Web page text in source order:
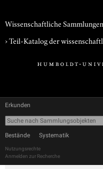
Wissenschaftliche Sammlungen
› Teil-Katalog der
Erkunden
Bestände Systematik
Nutzungsrechte
Anmelden zur Recherche